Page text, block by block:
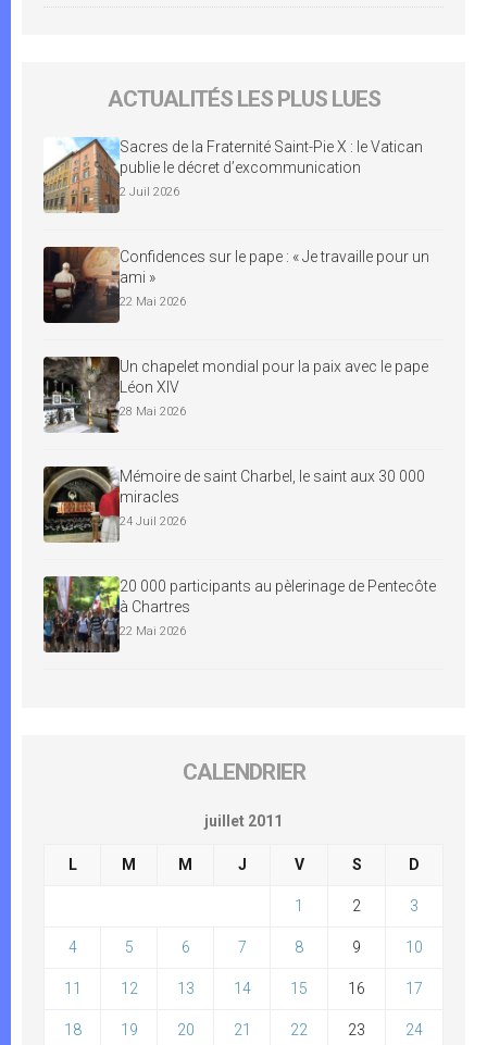
ACTUALITÉS LES PLUS LUES
Sacres de la Fraternité Saint-Pie X : le Vatican
publie le décret d’excommunication
2 Juil 2026
Confidences sur le pape : « Je travaille pour un
ami »
22 Mai 2026
Un chapelet mondial pour la paix avec le pape
Léon XIV
28 Mai 2026
Mémoire de saint Charbel, le saint aux 30 000
miracles
24 Juil 2026
20 000 participants au pèlerinage de Pentecôte
à Chartres
22 Mai 2026
CALENDRIER
juillet 2011
L M M J V S D
1 2 3
4 5 6 7 8 9 10
11 12 13 14 15 16 17
18 19 20 21 22 23 24